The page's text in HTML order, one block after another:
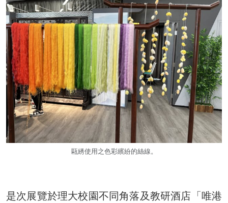
甌綉使用之色彩繽紛的絲線。
是次展覽於理大校園不同角落及教研酒店「唯港